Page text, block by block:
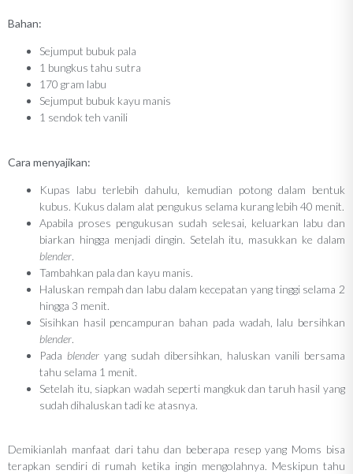
Bahan:
Sejumput bubuk pala
1 bungkus tahu sutra
170 gram labu
Sejumput bubuk kayu manis
1 sendok teh vanili
Cara menyajikan:
Kupas labu terlebih dahulu, kemudian potong dalam bentuk
kubus. Kukus dalam alat pengukus selama kurang lebih 40 menit.
Apabila proses pengukusan sudah selesai, keluarkan labu dan
biarkan hingga menjadi dingin. Setelah itu, masukkan ke dalam
blender.
Tambahkan pala dan kayu manis.
Haluskan rempah dan labu dalam kecepatan yang tinggi selama 2
hingga 3 menit.
Sisihkan hasil pencampuran bahan pada wadah, lalu bersihkan
blender.
Pada blender yang sudah dibersihkan, haluskan vanili bersama
tahu selama 1 menit.
Setelah itu, siapkan wadah seperti mangkuk dan taruh hasil yang
sudah dihaluskan tadi ke atasnya.
Demikianlah manfaat dari tahu dan beberapa resep yang Moms bisa
terapkan sendiri di rumah ketika ingin mengolahnya. Meskipun tahu